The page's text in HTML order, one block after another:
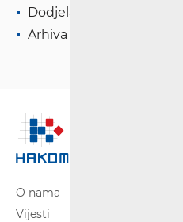
Dodjela RF spektra
Arhiva
O nama
Vijesti